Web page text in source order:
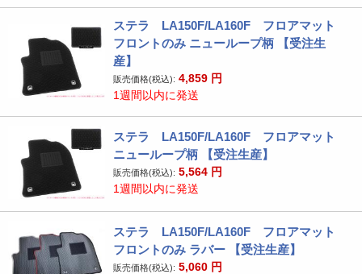
ステラ LA150F/LA160F フロアマット
フロントのみ ニューループ柄 【受注生
産】
販売価格(税込): 4,859 円
1週間以内に発送
ステラ LA150F/LA160F フロアマット
ニューループ柄 【受注生産】
販売価格(税込): 5,564 円
1週間以内に発送
ステラ LA150F/LA160F フロアマット
フロントのみ ラバー 【受注生産】
販売価格(税込): 5,060 円